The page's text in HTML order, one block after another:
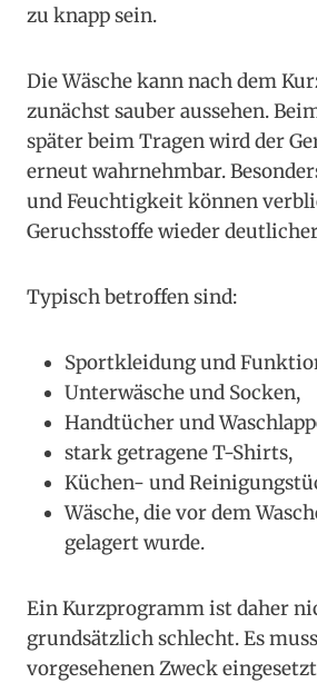
zu knapp sein.
Die Wäsche kann nach dem
zunächst sauber aussehen.
später beim Tragen wird der
erneut wahrnehmbar.
und Feuchtigkeit können
Geruchsstoffe wieder
Typisch betroffen sind:
Sportkleidung und
Unterwäsche und Socken,
Handtücher und
stark getragene T-Shirts,
Küchen- und
Wäsche, die vor dem
gelagert wurde.
Ein Kurzprogramm ist daher
grundsätzlich schlecht. Es
vorgesehenen Zweck